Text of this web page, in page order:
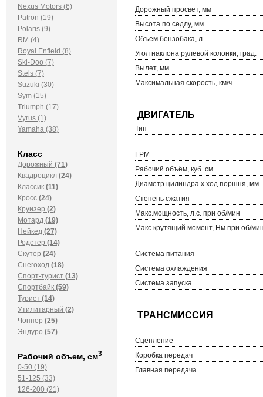
Nexus Motors (6)
Patron (19)
Polaris (9)
RM (4)
Royal Enfield (8)
Ski-Doo (7)
Stels (7)
Suzuki (30)
Sym (15)
Triumph (17)
Vyrus (1)
Yamaha (38)
Класс
Дорожный (71)
Квадроцикл (24)
Классик (11)
Кросс (24)
Круизер (2)
Мотард (19)
Нейкед (27)
Родстер (14)
Скутер (24)
Снегоход (18)
Спорт-турист (13)
Спортбайк (59)
Турист (14)
Утилитарный (2)
Чоппер (25)
Эндуро (57)
Рабочий объем, см3
0-50 (19)
51-125 (33)
126-200 (21)
Дорожный просвет, мм
Высота по седлу, мм
Объем бензобака, л
Угол наклона рулевой колонки, град.
Вылет, мм
Максимальная скорость, км/ч
Тип
ГРМ
Рабочий объём, куб. см
Диаметр цилиндра х ход поршня, мм
Степень сжатия
Макс.мощность, л.с. при об/мин
Макс.крутящий момент, Нм при об/
Система питания
Система охлаждения
Система запуска
Сцепление
Коробка передач
Главная передача